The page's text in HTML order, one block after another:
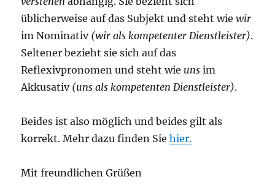
üblicherweise auf das Subjekt und steht wiewir
im Nominativ (wir als kompetenter Dienstleister).
Seltener bezieht sie sich auf das
Reflexivpronomen und steht wie uns im
Akkusativ (uns als kompetenten Dienstleister).
Beides ist also möglich und beides gilt als
korrekt. Mehr dazu finden Siehier.
Mit freundlichen Grüßen